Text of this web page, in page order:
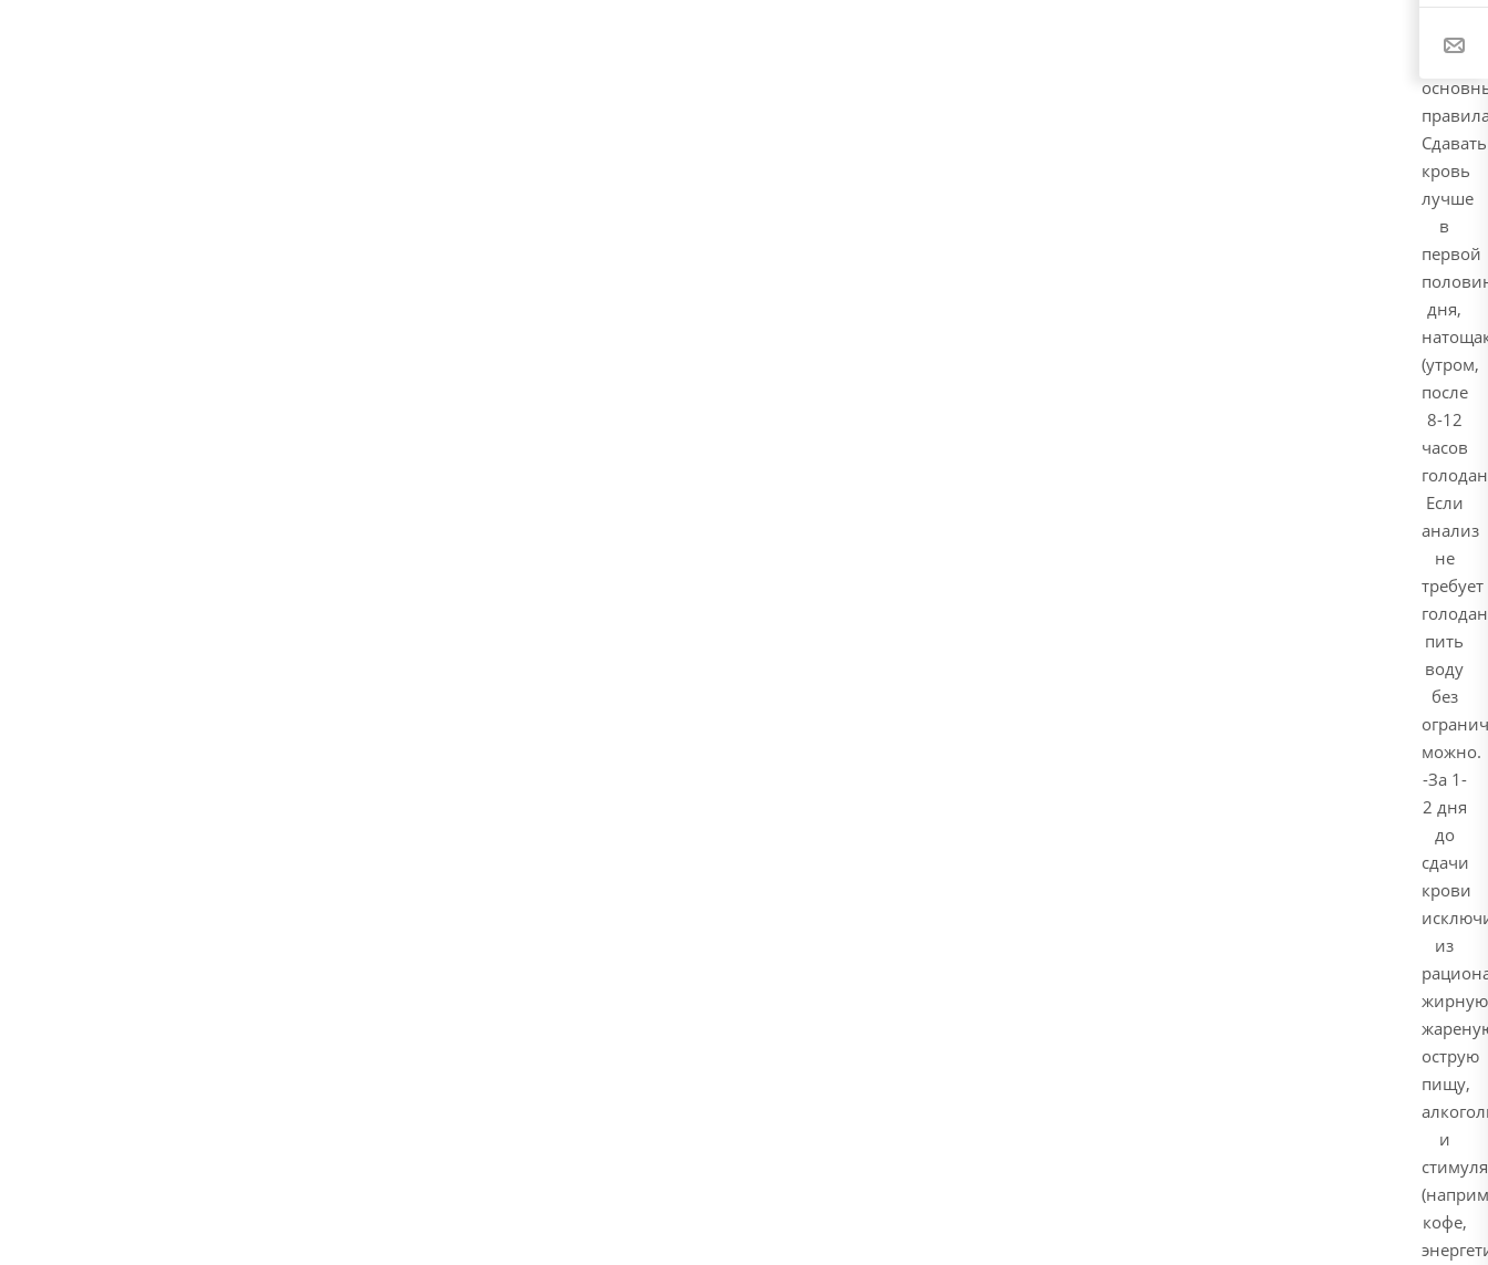
Сдавать
кровь
лучше
в
первой
дня,
(утром,
после
8-12
часов
Если
анализ
не
требует
пить
воду
без
можно.
-За 1-
2 дня
до
сдачи
крови
из
острую
пищу,
и
кофе,